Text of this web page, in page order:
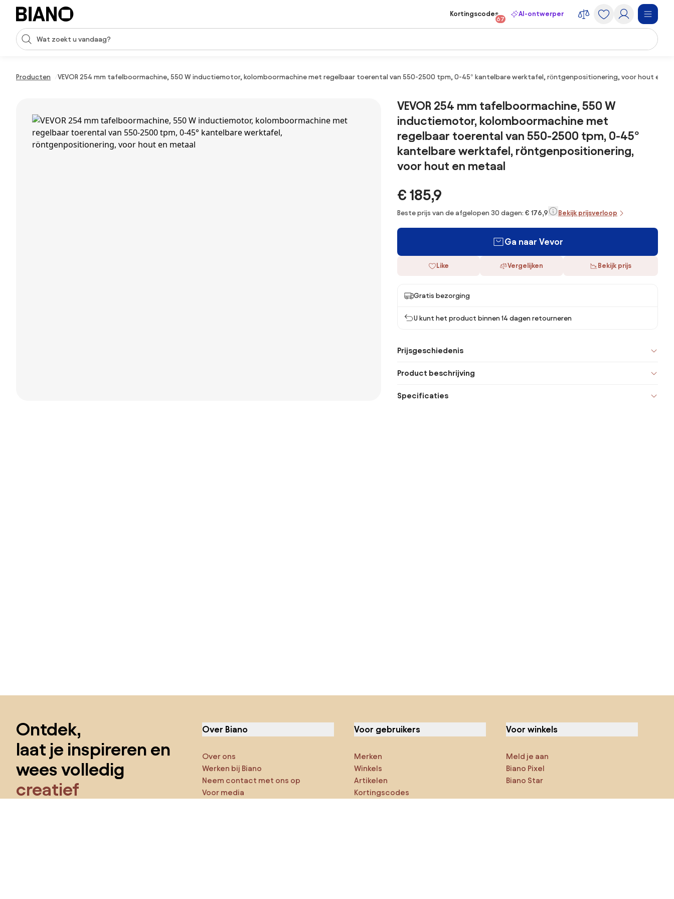
Navigatie overslaan, naar inhoud springen
Zoekopdracht invoeren
Kortingscodes
67
AI-ontwerper
Producten VEVOR 254 mm tafelboormachine, 550 W inductiemotor, kolomboormachine met regelbaar toerental van 550-2500 tpm, 0-45° kantelbare werktafel, röntgenpositionering, voor hout en
VEVOR 254 mm tafelboormachine, 550 W
inductiemotor, kolomboormachine met
regelbaar toerental van 550-2500 tpm, 0-45°
kantelbare werktafel, röntgenpositionering,
voor hout en metaal
€ 185,9
Beste prijs van de afgelopen 30 dagen: € 176,9 Bekijk prijsverloop
Ga naar Vevor
Like Vergelijken Bekijk prijs
Gratis bezorging
U kunt het product binnen 14 dagen retourneren
Prijsgeschiedenis
Product beschrijving
Specificaties
Ontdek,
laat je inspireren en
wees volledig
creatief
Over Biano
Over ons
Werken bij Biano
Neem contact met ons op
Voor media
Voor gebruikers
Merken
Winkels
Artikelen
Kortingscodes
Voor winkels
Meld je aan
Biano Pixel
Biano Star